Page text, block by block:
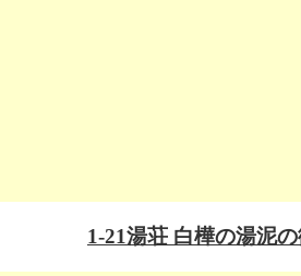
1-21湯荘 白樺の湯泥